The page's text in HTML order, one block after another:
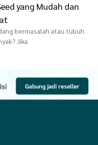
yang Mudah dan
bermasalah atau tubuh
Jika